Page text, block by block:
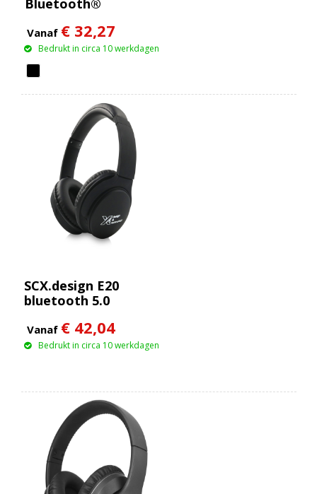
Bluetooth®
Vanaf € 32,27
Bedrukt in circa 10 werkdagen
SCX.design E20
bluetooth 5.0
Vanaf € 42,04
Bedrukt in circa 10 werkdagen